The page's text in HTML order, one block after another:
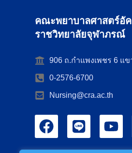
คณะพยาบาลศาสตร์อั
ราชวิทยาลัยจุฬาภรณ์
906 ถ.กำแพงเพชร 6 แ
0-2576-6700
Nursing@cra.ac.th